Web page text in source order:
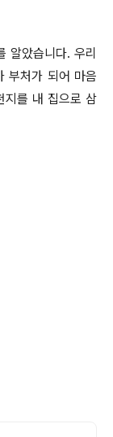
알았습니다. 우리
부처가 되어 마음
지를 내 집으로 삼